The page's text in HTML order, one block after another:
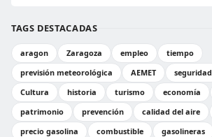
TAGS DESTACADAS
aragon Zaragoza empleo
tiempo
previsión meteorológica
AEMET seguridad
Cultura
historia turismo economía
patrimonio
prevención calidad del aire
precio gasolina
combustible gasolineras